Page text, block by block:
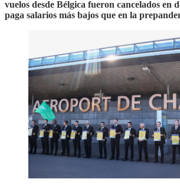
vuelos desde Bélgica fueron cancelados en
paga salarios más bajos que en la